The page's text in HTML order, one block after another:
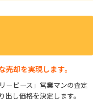
売却を実現します。
ーピース」営業マンの査定
し価格を決定します。